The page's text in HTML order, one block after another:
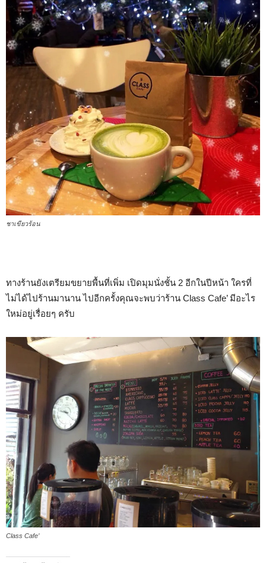
ชาเขียวร้อน
ทางร้านยังเตรียมขยายพื้นที่เพิ่ม เปิดมุมนั่งชั้น 2 อีกในปีหน้า ใครที่
ไม่ได้ไปร้านมานาน ไปอีกครั้งคุณจะพบว่าร้าน Class Cafe’ มีอะไร
ใหม่อยู่เรื่อยๆ ครับ
Class Cafe’